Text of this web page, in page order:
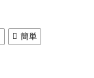
簡単